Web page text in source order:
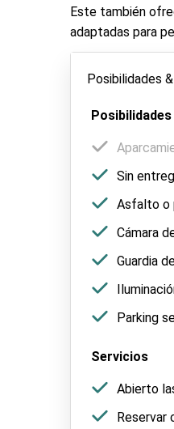
Este también
adaptadas para
Posibilidades
Sin
Asfalto o
Cámara
Guardia
Parking
Servicios
Abierto
Reservar